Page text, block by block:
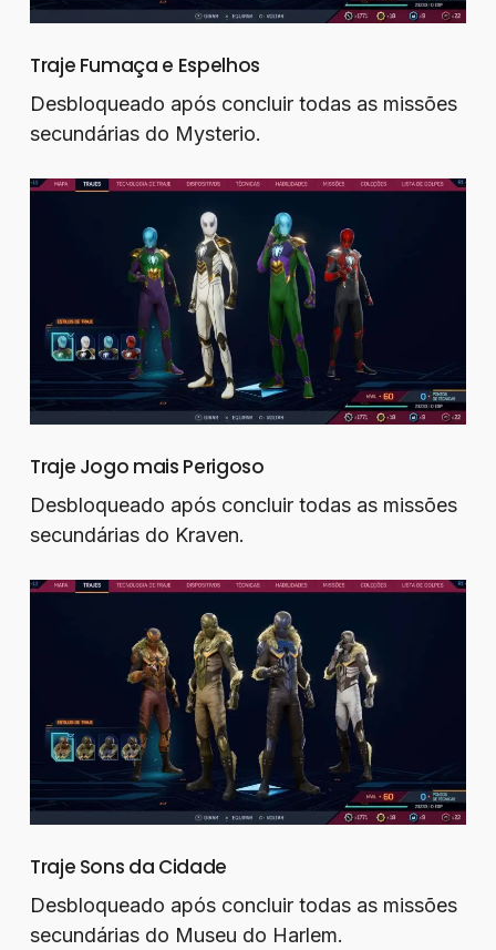
Traje Fumaça e Espelhos
Desbloqueado após concluir todas as missões
secundárias do Mysterio.
Traje Jogo mais Perigoso
Desbloqueado após concluir todas as missões
secundárias do Kraven.
Traje Sons da Cidade
Desbloqueado após concluir todas as missões
secundárias do Museu do Harlem.